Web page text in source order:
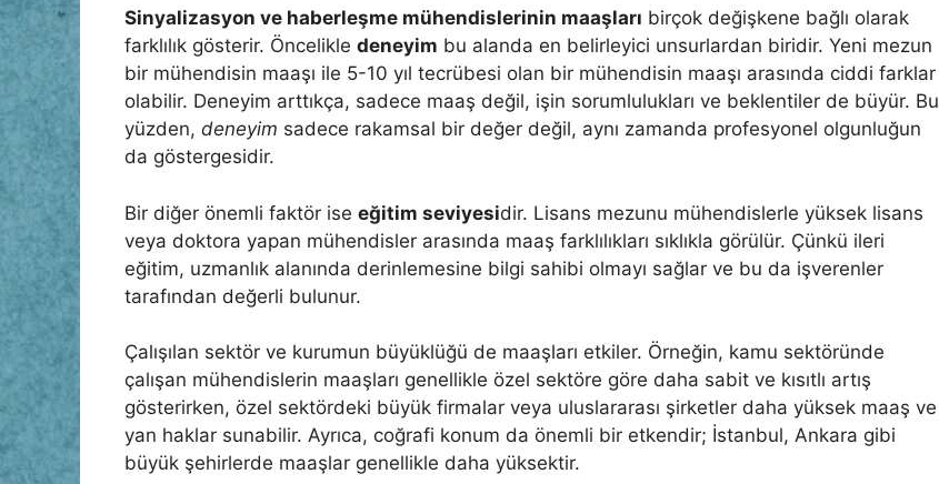
Sinyalizasyon ve haberleşme mühendislerinin maaşları birçok değişkene bağlı olarak
farklılık gösterir. Öncelikle deneyim bu alanda en belirleyici unsurlardan biridir. Yeni mezun
bir mühendisin maaşı ile 5-10 yıl tecrübesi olan bir mühendisin maaşı arasında ciddi farklar
olabilir. Deneyim arttıkça, sadece maaş değil, işin sorumlulukları ve beklentiler de büyür. Bu
yüzden, deneyim sadece rakamsal bir değer değil, aynı zamanda profesyonel olgunluğun
da göstergesidir.
Bir diğer önemli faktör ise eğitim seviyesidir. Lisans mezunu mühendislerle yüksek lisans
veya doktora yapan mühendisler arasında maaş farklılıkları sıklıkla görülür. Çünkü ileri
eğitim, uzmanlık alanında derinlemesine bilgi sahibi olmayı sağlar ve bu da işverenler
tarafından değerli bulunur.
Çalışılan sektör ve kurumun büyüklüğü de maaşları etkiler. Örneğin, kamu sektöründe
çalışan mühendislerin maaşları genellikle özel sektöre göre daha sabit ve kısıtlı artış
gösterirken, özel sektördeki büyük firmalar veya uluslararası şirketler daha yüksek maaş ve
yan haklar sunabilir. Ayrıca, coğrafi konum da önemli bir etkendir; İstanbul, Ankara gibi
büyük şehirlerde maaşlar genellikle daha yüksektir.